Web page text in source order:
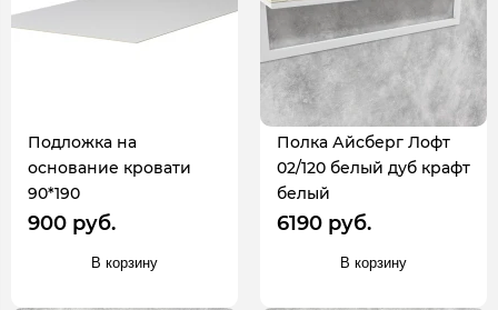
Подложка на
основание кровати
90*190
900 руб.
В корзину
Полка Айсберг Лофт
02/120 белый дуб крафт
белый
6190 руб.
В корзину